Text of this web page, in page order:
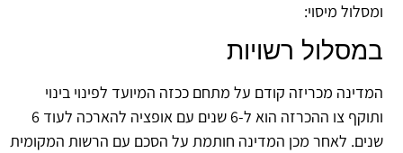
ומסלול מיסוי:
במסלול רשויות
המדינה מכריזה קודם על מתחם ככזה המיועד לפינוי בינוי
ותוקף צו ההכרזה הוא ל-6 שנים עם אופציה להארכה לעוד 6
שנים. לאחר מכן המדינה חותמת על הסכם עם הרשות המקומית